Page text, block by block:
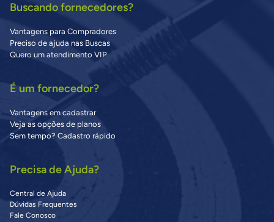
Buscando fornecedores?
Vantagens para Compradores
Preciso de ajuda nas Buscas
Quero um atendimento VIP
É um fornecedor?
Vantagens em cadastrar
Veja as opções de planos
Sem tempo? Cadastro rápido
Precisa de Ajuda?
Central de Ajuda
Dúvidas Frequentes
Fale Conosco